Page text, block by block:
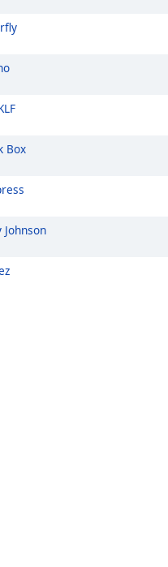
Box
Johnson